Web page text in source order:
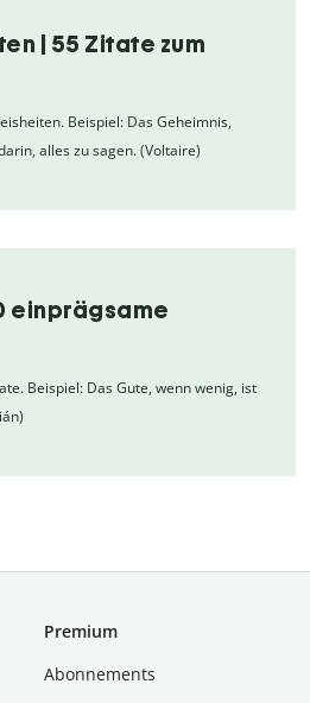
| 55 Zitate zum
Beispiel: Das Geheimnis,
alles zu sagen. (Voltaire)
einprägsame
Beispiel: Das Gute, wenn wenig, ist
Premium
Abon­ne­ments